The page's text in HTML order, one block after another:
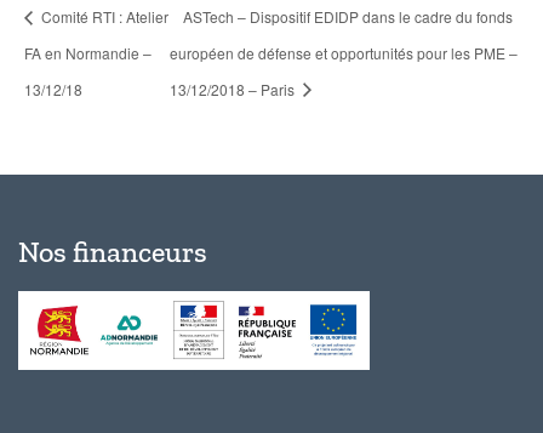
Comité RTI : Atelier
FA en Normandie –
13/12/18
ASTech – Dispositif EDIDP dans le cadre du fonds
européen de défense et opportunités pour les PME –
13/12/2018 – Paris
Nos financeurs